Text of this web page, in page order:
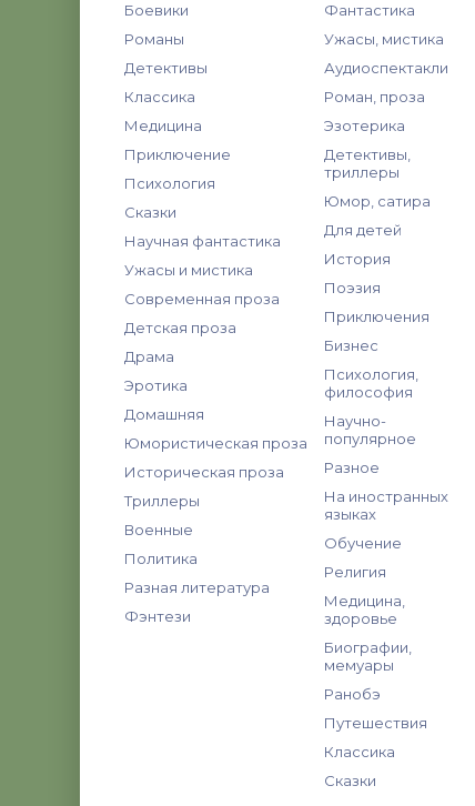
Боевики
Романы
Детективы
Классика
Медицина
Приключение
Психология
Сказки
Научная фантастика
Ужасы и мистика
Современная проза
Детская проза
Драма
Эротика
Домашняя
Юмористическая проза
Историческая проза
Триллеры
Военные
Политика
Разная литература
Фэнтези
Фантастика
Ужасы, мистика
Аудиоспектакли
Роман, проза
Эзотерика
Детективы,
триллеры
Юмор, сатира
Для детей
История
Поэзия
Приключения
Бизнес
Психология,
философия
Научно-
популярное
Разное
На иностранных
языках
Обучение
Религия
Медицина,
здоровье
Биографии,
мемуары
Ранобэ
Путешествия
Классика
Сказки